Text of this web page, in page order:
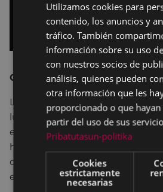
GORAKADA TEATROA. Bizkaia
La pequeña tortuga Quelonia
luna en la playa. Su instinto le
el reflejo de las estrellas sobre el
hasta el mar pero, confundida
ciudad, la pequeña tortuga se
en un mundo completamente
Utilizamos cookies para
contenido, los anuncios y
tráfico. También
información sobre su uso
con nuestros socios de
análisis, quienes pueden
otra información que les
proporcionado o que
partir del uso de sus
Pribatutasun-politika
Cookies
estrictamente
necesarias